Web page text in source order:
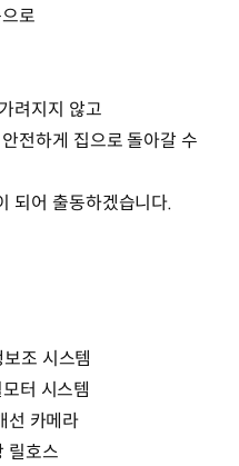
로
려지지 않고
전하게 집으로 돌아갈 수
되어 출동하겠습니다.
조 시스템
터 시스템
선 카메라
릴호스